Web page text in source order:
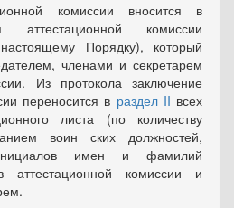
комиссии вносится в
аттестационной комиссии
Порядку), который
членами и секретарем
Из протокола заключение
переносится в раздел II всех
листа (по количеству
воин ских должностей,
имен и фамилий
аттестационной комиссии и